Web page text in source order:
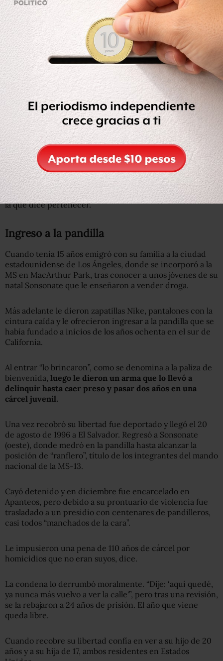
determinar la causa del deceso, súbitamente despertó.
Las cicatrices que le provocaron durante las riñas son
marcas de su cercanía con la muerte, asegura.
Los tatuajes que retratan su paso por la pandilla no tienen
significado para él desde agosto de 2016, cuando se
retiró de la banda.
“Mi deseo más grande es quitarme estas letras”,
expresa sin miedo a su pasado.Pero como no puede
hacerlo aún con láser, un procedimiento costoso y largo
que no está a su alcance, se tatuó encima de ellas unas
grandes equis para simbolizar su rechazo.
Se congratula de que con su testimonio le está “ganando
almas a Satanás” para incorporarlas a la Iglesia bautista a
la que dice pertenecer.
Ingreso a la pandilla
Cuando tenía 15 años emigró con su familia a la ciudad
estadounidense de Los Ángeles, donde se incorporó a la
MS en MacArthur Park, tras conocer a unos jóvenes de su
natal Sonsonate que le enseñaron a vender droga.
Más adelante le dieron zapatillas Nike, pantalones con la
cintura caída y le ofrecieron ingresar a la pandilla que se
había fundado a inicios de los años ochenta en el sur de
California.
Al entrar “lo brincaron”, como se denomina a la paliza de
bienvenida, luego le dieron un arma que lo llevó a
delinquir hasta caer preso y pasar dos años en una
cárcel juvenil.
Una vez recobró su libertad fue deportado y llegó el 20
de agosto de 1996 a El Salvador. Regresó a Sonsonate
(oeste), donde medró en la pandilla hasta alcanzar la
posición de “ranflero”, título de los integrantes del mando
nacional de la MS-13.
Cayó detenido y en diciembre fue encarcelado en
Apanteos, pero debido a su prontuario de violencia fue
trasladado a un presidio con centenares de pandilleros,
casi todos “manchados de la cara”.
Le impusieron una pena de 110 años de cárcel por
homicidios que no eran suyos, dice.
La condena lo derrumbó moralmente. “Dije: ‘aquí quedé,
ya nunca más vuelvo a ver la calle'”, pero tras una revisión,
se la rebajaron a 24 años de prisión. El año que viene
queda libre.
Cuando recobre su libertad confía en ver a su hijo de 20
años y a su hija de 17, ambos residentes en Estados